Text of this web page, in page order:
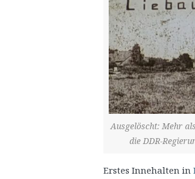
Ausgelöscht: Mehr
die DDR-
Erstes Innehalten in